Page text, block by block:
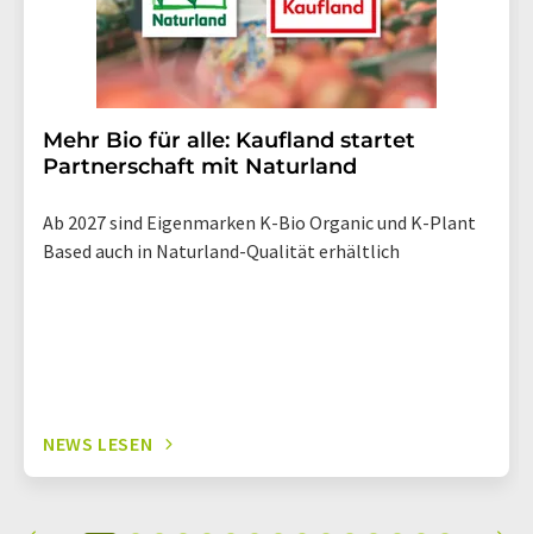
Mehr Bio für alle: Kaufland startet
Partnerschaft mit Naturland
Ab 2027 sind Eigenmarken K-Bio Organic und K-Plant
Based auch in Naturland-Qualität erhältlich
NEWS LESEN